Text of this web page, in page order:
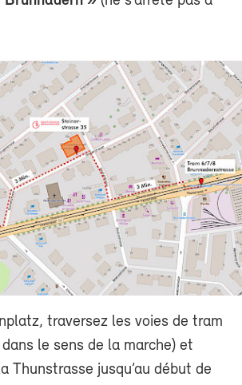
traversez les voies de tram
le sens de la marche) et
Thunstrasse jusqu’au début de